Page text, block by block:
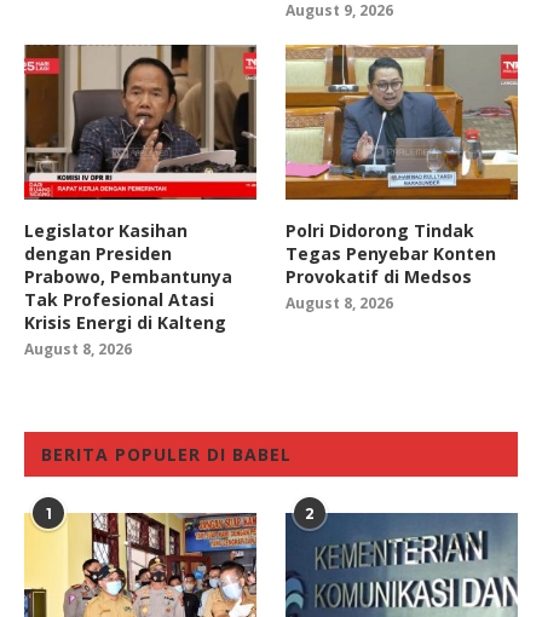
August 9, 2026
Legislator Kasihan
dengan Presiden
Prabowo, Pembantunya
Tak Profesional Atasi
Krisis Energi di Kalteng
August 8, 2026
Polri Didorong Tindak
Tegas Penyebar Konten
Provokatif di Medsos
August 8, 2026
BERITA POPULER DI BABEL
1 2